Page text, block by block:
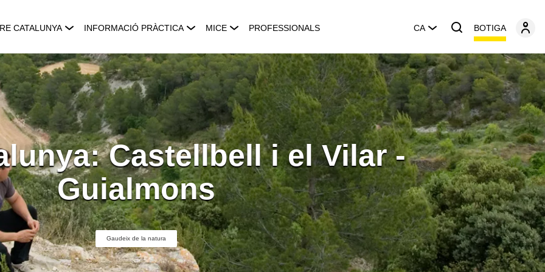
CATALUNYA INFORMACIÓ PRÀCTICA MICE PROFESSIONALS CA BOTIGA
Castellbell i el Vilar -
Guialmons
Gaudeix de la natura